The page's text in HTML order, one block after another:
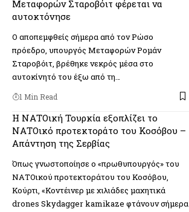
Μεταφορών Σταροβόιτ φέρεται να
αυτοκτόνησε
Ο αποπεμφθείς σήμερα από τον Ρώσο
πρόεδρο, υπουργός Μεταφορών Ρομάν
Σταροβόιτ, βρέθηκε νεκρός μέσα στο
αυτοκίνητό του έξω από τη…
1 Min Read
Η ΝΑΤΟική Τουρκία εξοπλίζει το
ΝΑΤΟικό προτεκτοράτο του Κοσόβου –
Απάντηση της Σερβίας
Όπως γνωστοποίησε ο «πρωθυπουργός» του
ΝΑΤΟικού προτεκτοράτου του Κοσόβου,
Κούρτι, «Κοντέινερ με χιλιάδες μαχητικά
drones Skydagger kamikaze φτάνουν σήμερα